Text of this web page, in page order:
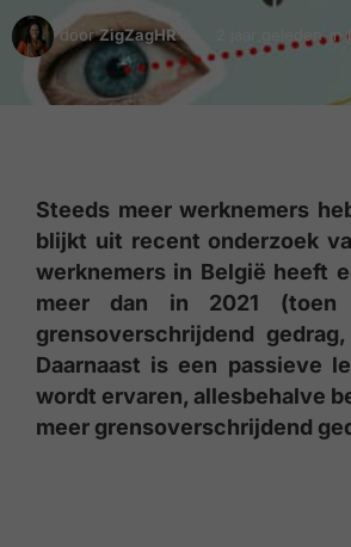
doorZigZagHR 2 jaar geleden in
Steeds meer werknemers
blijkt uit recent onderzoek
werknemers in België heeft
meer dan in 2021 (toen
grensoverschrijdend
Daarnaast is een passieve
wordt ervaren, allesbehalve
meer grensoverschrijdend